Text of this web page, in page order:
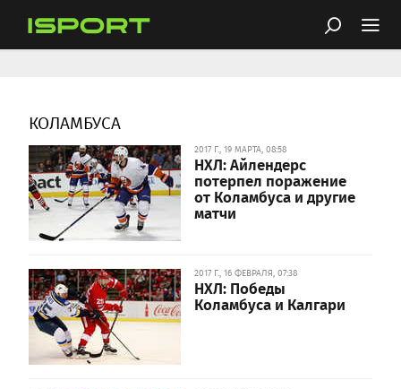
КОЛАМБУСА
2017 Г., 19 МАРТА, 08:58
НХЛ: Айлендерс
потерпел поражение
от Коламбуса и другие
матчи
2017 Г., 16 ФЕВРАЛЯ, 07:38
НХЛ: Победы
Коламбуса и Калгари